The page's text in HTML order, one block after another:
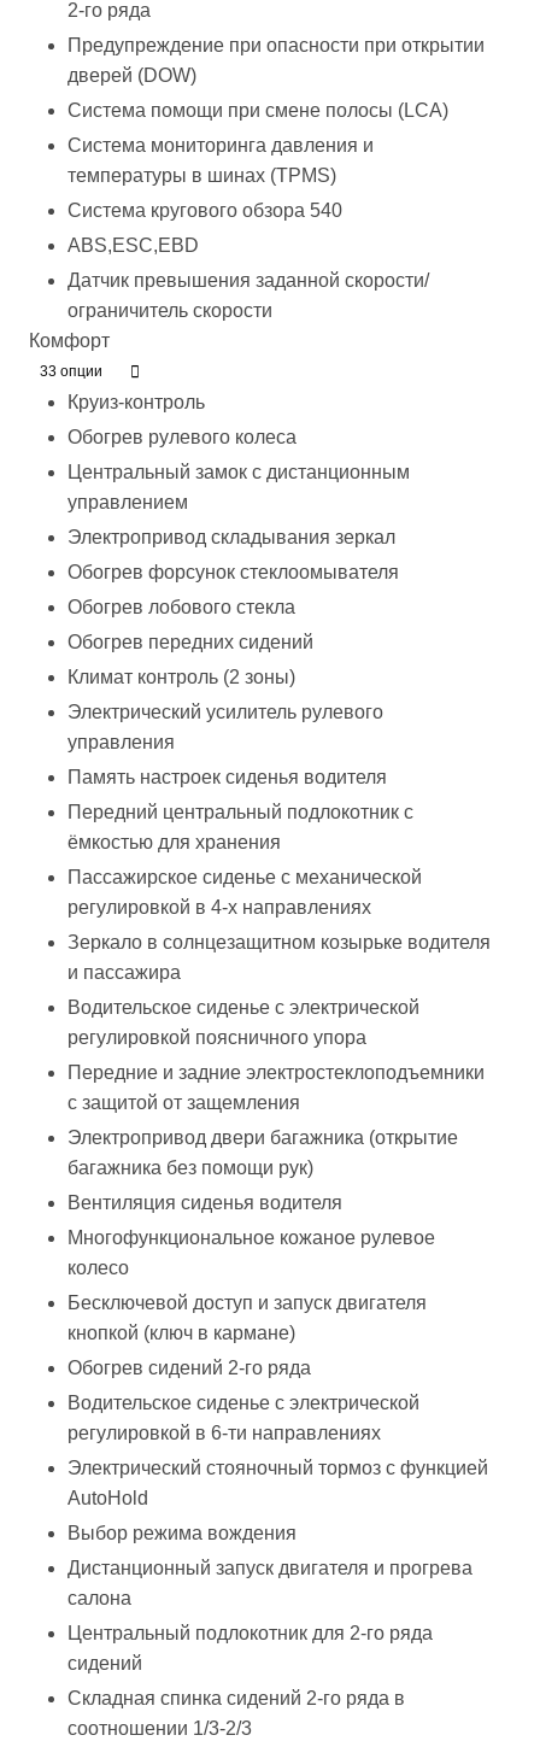
2-го ряда
Предупреждение при опасности при открытии
дверей (DOW)
Система помощи при смене полосы (LCA)
Система мониторинга давления и
температуры в шинах (TPMS)
Система кругового обзора 540
ABS,ESC,EBD
Датчик превышения заданной скорости/
ограничитель скорости
Комфорт
33 опции
Круиз-контроль
Обогрев рулевого колеса
Центральный замок с дистанционным
управлением
Электропривод складывания зеркал
Обогрев форсунок стеклоомывателя
Обогрев лобового стекла
Обогрев передних сидений
Климат контроль (2 зоны)
Электрический усилитель рулевого
управления
Память настроек сиденья водителя
Передний центральный подлокотник с
ёмкостью для хранения
Пассажирское сиденье с механической
регулировкой в 4-х направлениях
Зеркало в солнцезащитном козырьке водителя
и пассажира
Водительское сиденье с электрической
регулировкой поясничного упора
Передние и задние электростеклоподъемники
с защитой от защемления
Электропривод двери багажника (открытие
багажника без помощи рук)
Вентиляция сиденья водителя
Многофункциональное кожаное рулевое
колесо
Бесключевой доступ и запуск двигателя
кнопкой (ключ в кармане)
Обогрев сидений 2-го ряда
Водительское сиденье с электрической
регулировкой в 6-ти направлениях
Электрический стояночный тормоз с функцией
AutoHold
Выбор режима вождения
Дистанционный запуск двигателя и прогрева
салона
Центральный подлокотник для 2-го ряда
сидений
Складная спинка сидений 2-го ряда в
соотношении 1/3-2/3